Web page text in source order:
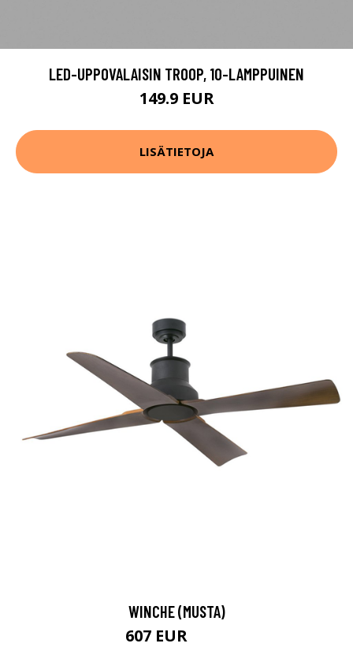
LED-UPPOVALAISIN TROOP, 10-LAMPPUINEN
149.9 EUR
LISÄTIETOJA
WINCHE (MUSTA)
607 EUR